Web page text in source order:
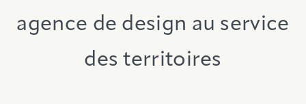
agence de design au service
des territoires